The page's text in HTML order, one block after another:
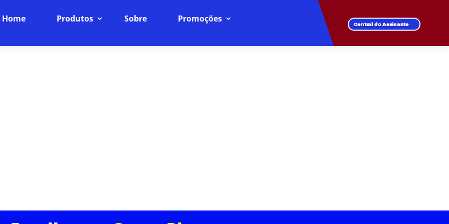
Home Produtos Sobre Promoções Central do Assinante